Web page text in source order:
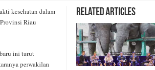
Related Articles
kesehatan dalam
Riau
ini turut
perwakilan